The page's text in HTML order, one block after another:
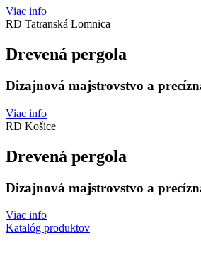
Viac info
RD Tatranská Lomnica
Drevená pergola
Dizajnová majstrovstvo a
Viac info
RD Košice
Drevená pergola
Dizajnová majstrovstvo a
Viac info
Katalóg produktov